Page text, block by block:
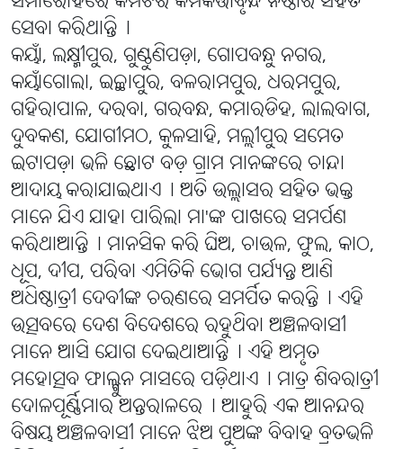
ସେବା କରିଥାନ୍ତି୤
କୟାଁ, ଲକ୍ଷ୍ମୀପୁର, ଗୁଣ୍ଠୁଣିପଡ଼ା, ଗୋପବନ୍ଧୁ ନଗର,
କୟାଁଗୋଲା, ଇଚ୍ଛାପୁର, ବଳରାମପୁର, ଧରମପୁର,
ଗହିରାପାଳ, ଦରବା, ଗରବନ୍ଧ, କମାରଡିହ, ଲାଲବାଗ,
ଦୁବକଣ, ଯୋଗୀମଠ, କୁଳସାହି, ମଲ୍ଲୀପୁର ସମେତ
ଇଟାପଡ଼ା ଭଳି ଛୋଟ ବଡ଼ ଗ୍ରାମ ମାନଙ୍କରେ ଚାନ୍ଦା
ଆଦାୟ କରାଯାଇଥାଏ୤ ଅତି ଉଲ୍ଲାସର ସହିତ ଭକ୍ତ
ମାନେ ଯିଏ ଯାହା ପାରିଲା ମା'ଙ୍କ ପାଖରେ ସମର୍ପଣ
କରିଥାଆନ୍ତି୤ ମାନସିକ କରି ଘିଅ, ଚାଉଳ, ଫୁଲ, କାଠ,
ଧୂପ, ଦୀପ, ପରିବା ଏମିତିକି ଭୋଗ ପର୍ଯ୍ୟନ୍ତ ଆଣି
ଅଧିଷ୍ଠାତ୍ରୀ ଦେବୀଙ୍କ ଚରଣରେ ସମର୍ପିତ କରନ୍ତି୤ ଏହି
ଉତ୍ସବରେ ଦେଶ ବିଦେଶରେ ରହୁଥିବା ଅଞ୍ଚଳବାସୀ
ମାନେ ଆସି ଯୋଗ ଦେଇଥାଆନ୍ତି୤ ଏହି ଅମୃତ
ମହୋତ୍ସବ ଫାଲ୍ଗୁନ ମାସରେ ପଡ଼ିଥାଏ୤ ମାତ୍ର ଶିବରାତ୍ରୀ
ଦୋଳପୂର୍ଣ୍ଣିମାର ଅନ୍ତରାଳରେ୤ ଆହୁରି ଏକ ଆନନ୍ଦର
ବିଷୟ ଅଞ୍ଚଳବାସୀ ମାନେ ଝିଅ ପୁଅଙ୍କ ବିବାହ ବ୍ରତଭଳି